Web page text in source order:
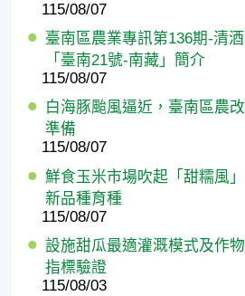
115/08/07
臺南區農業專訊第136期-清
「臺南21號-南藏」簡介
115/08/07
白海豚颱風逼近，臺南區農
準備
115/08/07
鮮食玉米市場吹起「甜糯風
新品種育種
115/08/07
設施甜瓜最適灌溉模式及作
指標驗證
115/08/03